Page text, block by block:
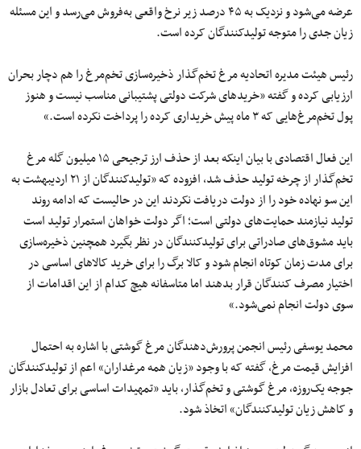
عرضه می‌شود و نزدیک به ۴۵ درصد زیر نرخ واقعی به‌فروش می‌رسد و این مسئله
زیان جدی را متوجه تولیدکنندگان کرده است.
رئیس هیئت مدیره اتحادیه مرغ تخم‌گذار ذخیره‌سازی تخم‌مرغ را هم دچار بحران
ارزیابی کرده و گفته «خریدهای شرکت دولتی پشتیبانی مناسب نیست و هنوز
پول تخم‌مرغ‌هایی که ۳ ماه پیش خریداری کرده را پرداخت نکرده است.»
این فعال اقتصادی با بیان اینکه بعد از حذف ارز ترجیحی ۱۵ میلیون گله مرغ
تخم‌گذار از چرخه تولید حذف شد، افزوده که «تولیدکنندگان از ۲۱ اردیبهشت به
این سو نهاده خود را از دولت دریافت نکردند این در حالیست که ادامه روند
تولید نیازمند حمایت‌های دولتی است؛ اگر دولت خواهان استمرار تولید است
باید مشوق‌های صادراتی برای تولیدکنندگان در نظر بگیرد همچنین ذخیره‌سازی
برای مدت زمان کوتاه انجام شود و کالا برگ را برای خرید کالاهای اساسی در
اختیار مصرف کنندگان قرار بدهند اما متاسفانه هیچ کدام از این اقدامات از
سوی دولت انجام نمی‌شود.»
محمد یوسفی رئیس انجمن پرورش‌دهندگان مرغ گوشتی با اشاره به احتمال
افزایش قیمت مرغ، گفته که با وجود «زیان همه مرغداران» اعم از تولیدکنندگان
جوجه یک‌روزه، مرغ گوشتی و تخم‌گذار، باید «تمهیدات اساسی برای تعادل بازار
و کاهش زیان تولیدکنندگان» اتخاذ شود.